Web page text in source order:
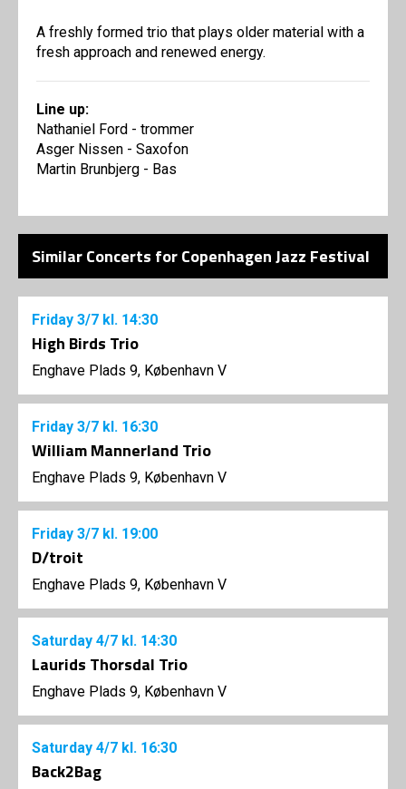
A freshly formed trio that plays older material with a
fresh approach and renewed energy.
Line up:
Nathaniel Ford - trommer
Asger Nissen - Saxofon
Martin Brunbjerg - Bas
Similar Concerts for Copenhagen Jazz Festival
Friday 3/7 kl. 14:30
High Birds Trio
Enghave Plads 9, København V
Friday 3/7 kl. 16:30
William Mannerland Trio
Enghave Plads 9, København V
Friday 3/7 kl. 19:00
D/troit
Enghave Plads 9, København V
Saturday 4/7 kl. 14:30
Laurids Thorsdal Trio
Enghave Plads 9, København V
Saturday 4/7 kl. 16:30
Back2Bag